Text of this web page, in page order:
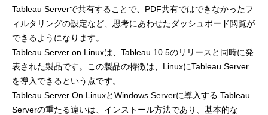
Tableau Serverで共有することで、PDF共有ではできなかったフ
ィルタリングの設定など、思考にあわせたダッシュボード閲覧が
できるようになります。
Tableau Server on Linuxは、Tableau 10.5のリリースと同時に発
表された製品です。この製品の特徴は、LinuxにTableau Server
を導入できるという点です。
Tableau Server On LinuxとWindows Serverに導入する Tableau
Serverの重たる違いは、インストール方法であり、基本的な